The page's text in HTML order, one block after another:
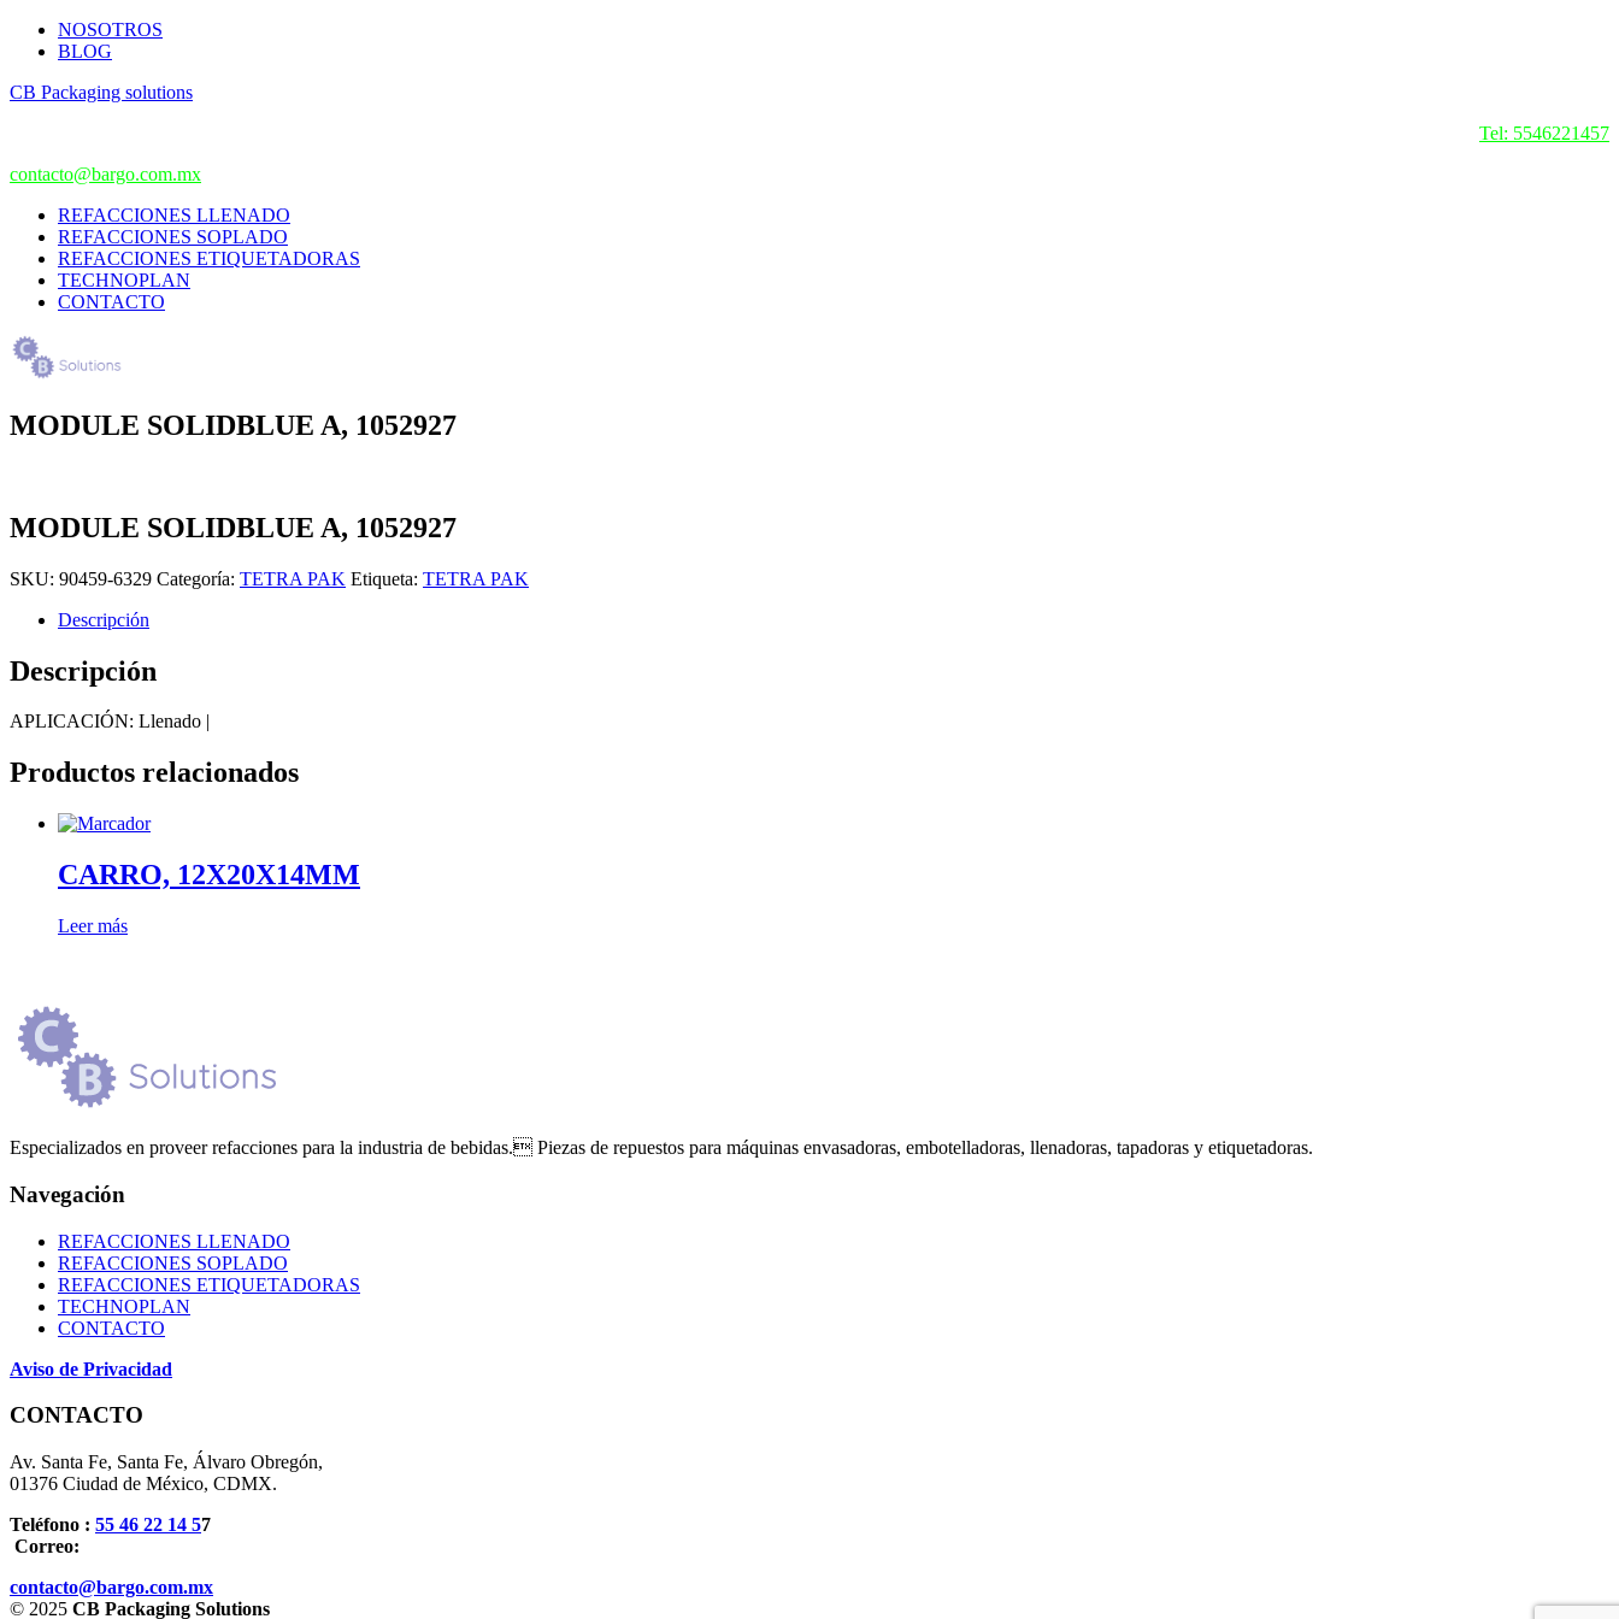
NOSOTROS
BLOG
CB Packaging solutions
Tel: 5546221457
contacto@bargo.com.mx
REFACCIONES LLENADO
REFACCIONES SOPLADO
REFACCIONES ETIQUETADORAS
TECHNOPLAN
CONTACTO
MODULE SOLIDBLUE A, 1052927
MODULE SOLIDBLUE A, 1052927
SKU: 90459-6329 Categoría: TETRA PAK Etiqueta: TETRA PAK
Descripción
Descripción
APLICACIÓN: Llenado |
Productos relacionados
CARRO, 12X20X14MM
Leer más
Especializados en proveer refacciones para la industria de bebidas. Piezas de repuestos para máquinas envasadoras, embotelladoras, llenadoras, tapadoras y etiquetadoras.
Navegación
REFACCIONES LLENADO
REFACCIONES SOPLADO
REFACCIONES ETIQUETADORAS
TECHNOPLAN
CONTACTO
Aviso de Privacidad
CONTACTO
Av. Santa Fe, Santa Fe, Álvaro Obregón,
01376 Ciudad de México, CDMX.
Teléfono : 55 46 22 14 57
Correo:
contacto@bargo.com.mx
© 2025 CB Packaging Solutions